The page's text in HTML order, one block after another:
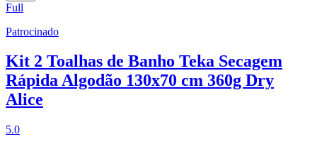
Full
Patrocinado
Kit 2 Toalhas de Banho Teka Secagem
Rápida Algodão 130x70 cm 360g Dry
Alice
5.0